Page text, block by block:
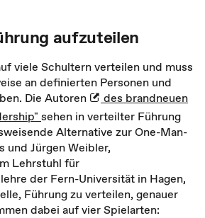
aufzuteilen
viele Schultern verteilen und muss
an definierten Personen und
Die Autoren
des brandneuen
sehen in verteilter Führung
Alternative zur One-Man-
und Jürgen Weibler,
Lehrstuhl für
der Fern-Universität in Hagen,
Führung zu verteilen, genauer
dabei auf vier Spielarten: